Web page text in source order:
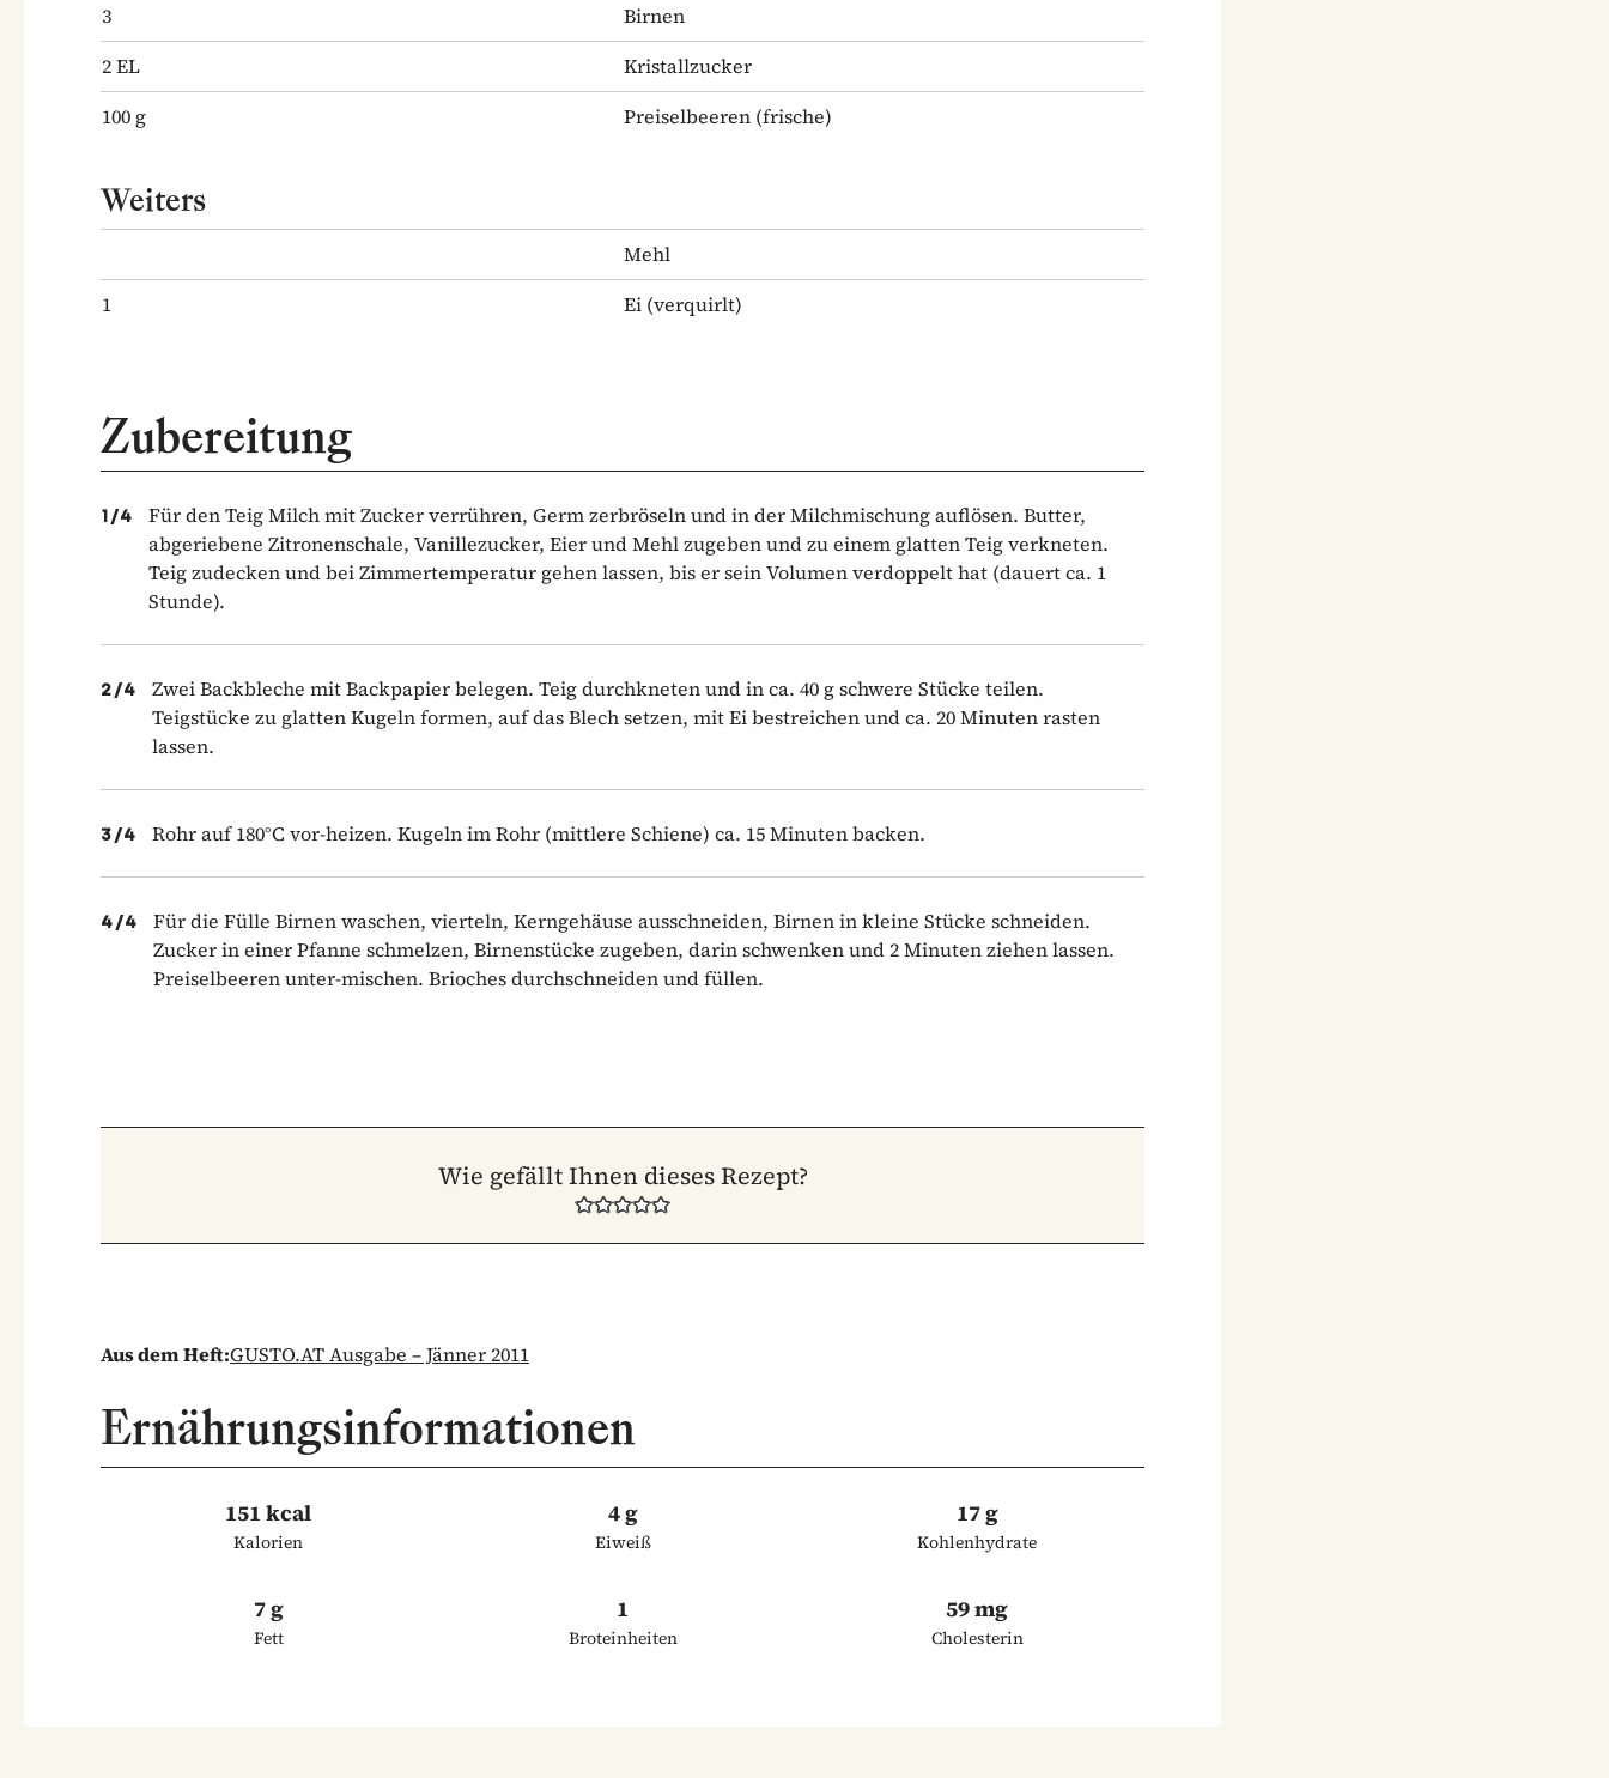
3
Birnen
2EL
Kristallzucker
100 g Preiselbeeren (frische)
Weiters
Mehl
1
Ei (verquirlt)
Zubereitung
1/4
Für den Teig Milch mit Zucker verrühren, Germ zerbröseln und in der Milchmischung auflösen. Butter,
abgeriebene Zitronenschale, Vanillezucker, Eier und Mehl zugeben und zu einem glatten Teig verkneten.
Teig zudecken und bei Zimmertemperatur gehen lassen, bis er sein Volumen verdoppelt hat (dauert ca. 1
Stunde).
2/4
Zwei Backbleche mit Backpapier belegen. Teig durchkneten und in ca. 40 g schwere Stücke teilen.
Teigstücke zu glatten Kugeln formen, auf das Blech setzen, mit Ei bestreichen und ca. 20 Minuten rasten
lassen.
3/4 Rohr auf 180°C vor-heizen. Kugeln im Rohr (mittlere Schiene) ca. 15 Minuten backen.
4/4
Für die Fülle Birnen waschen, vierteln, Kerngehäuse ausschneiden, Birnen in kleine Stücke schneiden.
Zucker in einer Pfanne schmelzen, Birnenstücke zugeben, darin schwenken und 2 Minuten ziehen lassen.
Preiselbeeren unter-mischen. Brioches durchschneiden und füllen.
Wie gefällt Ihnen dieses Rezept?
Aus dem Heft:GUSTO.AT Ausgabe – Jänner 2011
Ernährungsinformationen
151 kcal
Kalorien
4 g
Eiweiß
17 g
Kohlenhydrate
7 g
Fett
1
Broteinheiten
59 mg
Cholesterin